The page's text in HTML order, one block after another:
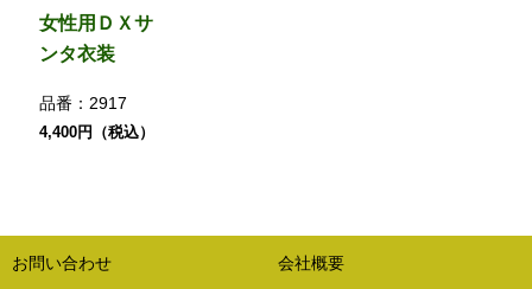
女性用ＤＸサ
ンタ衣装
品番： 2917
4,400円（税込）
お問い合わせ 会社概要